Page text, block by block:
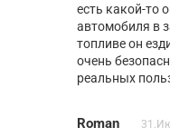
есть какой-то
автомобиля в
топливе он
очень
реальных
Roman